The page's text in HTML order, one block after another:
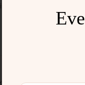
voorzien van een